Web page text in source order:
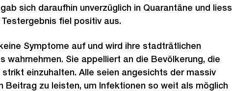
sich daraufhin unverzüglich in Quarantäne und liess
fiel positiv aus.
Symptome auf und wird ihre stadträtlichen
wahrnehmen. Sie appelliert an die Bevölkerung, die
einzuhalten. Alle seien angesichts der massiv
Beitrag zu leisten, um Infektionen so weit als möglich